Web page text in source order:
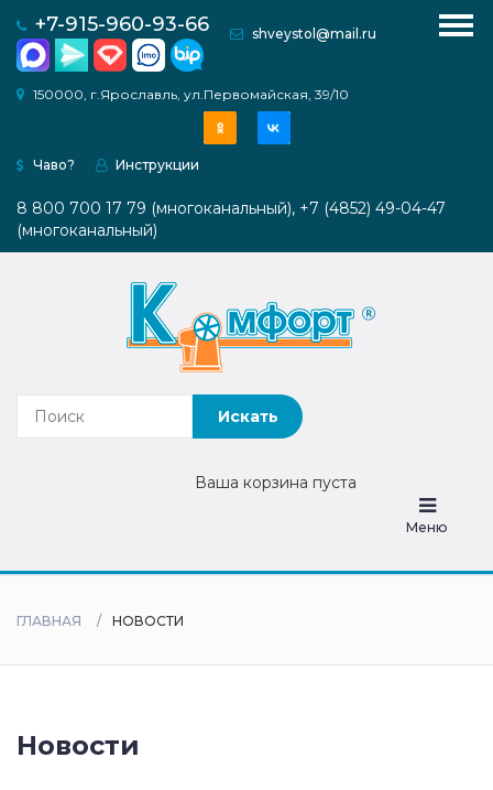
с увеличенным проемом под оверлок
Модульные платформы
Комфорт PRO 1
Комфорт PRO 2
Веерная система ТВИСТ
ШКАФЫ
Системы хранения
Мебель для вязальной техники
Раскройные столы
+7-915-960-93-66 shveystol@mail.ru
150000, г.Ярославль, ул.Первомайская, 39/10
Чаво? Инструкции
8 800 700 17 79 (многоканальный), +7 (4852) 49-04-47
(многоканальный)
Ваша корзина пуста
Меню
О
Каталог
Как
купить
Контакты
ГЛАВНАЯ НОВОСТИ
Новости